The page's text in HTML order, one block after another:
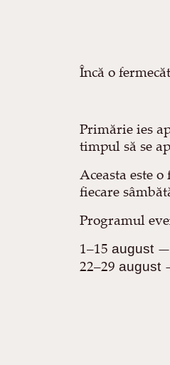
Încă o
Primărie ies
timpul să se
Aceasta este
fiecare
Programul
1–15 august—
22–29 august